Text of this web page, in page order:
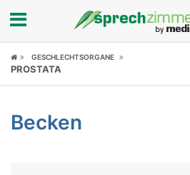
Fokus
Symptome
GESCHLECHTSORGANE
PROSTATA
Becken